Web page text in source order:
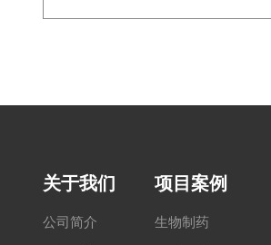
关于我们
公司简介
项目案例
生物制药